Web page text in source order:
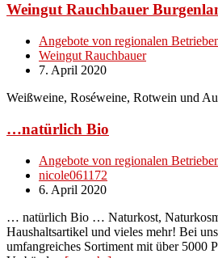
Weingut Rauchbauer
Angebote von regionalen
Weingut Rauchbauer
7. April 2020
Weißweine, Roséweine, Rotwein und
…natürlich Bio
Angebote von regionalen
nicole061172
6. April 2020
… natürlich Bio … Naturkost,
Haushaltsartikel und vieles mehr! Bei
umfangreiches Sortiment mit über 5000